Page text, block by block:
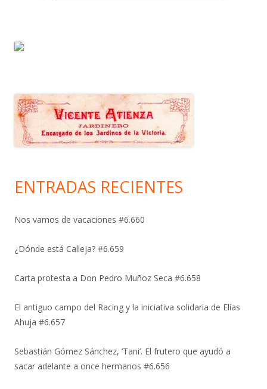
ENTRADAS RECIENTES
Nos vamos de vacaciones #6.660
¿Dónde está Calleja? #6.659
Carta protesta a Don Pedro Muñoz Seca #6.658
El antiguo campo del Racing y la iniciativa solidaria de Elías
Ahuja #6.657
Sebastián Gómez Sánchez, ‘Tani’. El frutero que ayudó a
sacar adelante a once hermanos #6.656